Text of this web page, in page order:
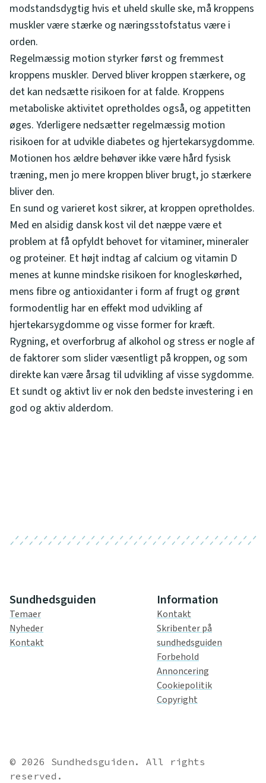
modstandsdygtig hvis et uheld skulle ske, må kroppens
muskler være stærke og næringsstofstatus være i
orden.
Regelmæssig motion styrker først og fremmest
kroppens muskler. Derved bliver kroppen stærkere, og
det kan nedsætte risikoen for at falde. Kroppens
metaboliske aktivitet opretholdes også, og appetitten
øges. Yderligere nedsætter regelmæssig motion
risikoen for at udvikle diabetes og hjertekarsygdomme.
Motionen hos ældre behøver ikke være hård fysisk
træning, men jo mere kroppen bliver brugt, jo stærkere
bliver den.
En sund og varieret kost sikrer, at kroppen opretholdes.
Med en alsidig dansk kost vil det næppe være et
problem at få opfyldt behovet for vitaminer, mineraler
og proteiner. Et højt indtag af calcium og vitamin D
menes at kunne mindske risikoen for knogleskørhed,
mens fibre og antioxidanter i form af frugt og grønt
formodentlig har en effekt mod udvikling af
hjertekarsygdomme og visse former for kræft.
Rygning, et overforbrug af alkohol og stress er nogle af
de faktorer som slider væsentligt på kroppen, og som
direkte kan være årsag til udvikling af visse sygdomme.
Et sundt og aktivt liv er nok den bedste investering i en
god og aktiv alderdom.
Sundhedsguiden
Temaer
Nyheder
Kontakt
Information
Kontakt
Skribenter på
sundhedsguiden
Forbehold
Annoncering
Cookiepolitik
Copyright
© 2026 Sundhedsguiden. All rights
reserved.